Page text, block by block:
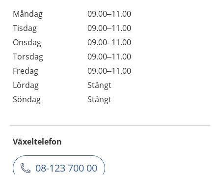
Måndag
09.00–11.00
Tisdag
09.00–11.00
Onsdag
09.00–11.00
Torsdag
09.00–11.00
Fredag
09.00–11.00
Lördag
Stängt
Söndag
Stängt
Växeltelefon
08-123 700 00